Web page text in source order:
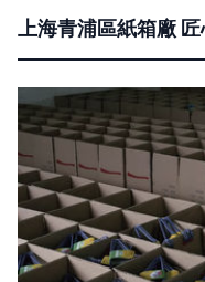
上海青浦區紙箱廠